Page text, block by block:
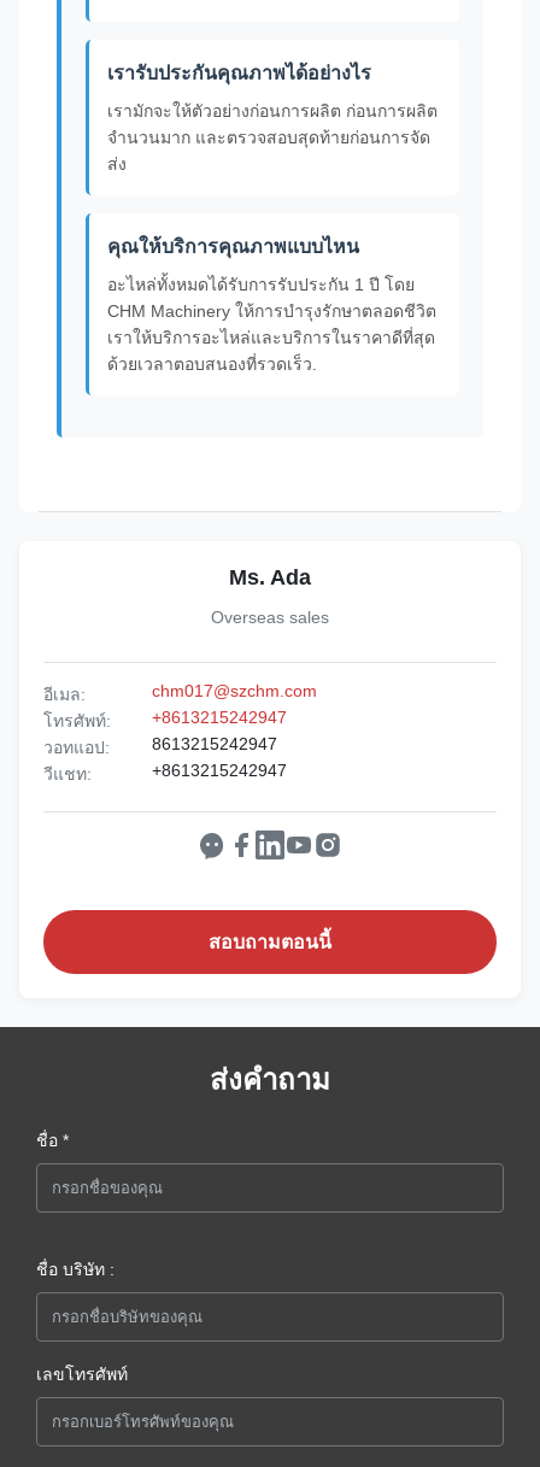
เรารับประกันคุณภาพได้อย่างไร
เรามักจะให้ตัวอย่างก่อนการผลิต ก่อนการผลิต
จํานวนมาก และตรวจสอบสุดท้ายก่อนการจัด
ส่ง
คุณให้บริการคุณภาพแบบไหน
อะไหล่ทั้งหมดได้รับการรับประกัน 1 ปี โดย
CHM Machinery ให้การบํารุงรักษาตลอดชีวิต
เราให้บริการอะไหล่และบริการในราคาดีที่สุด
ด้วยเวลาตอบสนองที่รวดเร็ว.
Ms. Ada
Overseas sales
อีเมล:
chm017@szchm.com
โทรศัพท์:
+8613215242947
วอทแอป:
8613215242947
วีแชท:
+8613215242947
สอบถามตอนนี้
ส่งคำถาม
ชื่อ *
ชื่อ บริษัท :
เลขโทรศัพท์